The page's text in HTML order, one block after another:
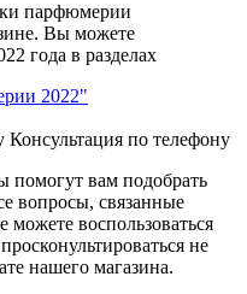
парфюмерии
Вы можете
года в разделах
2022"
Консультация по телефону
помогут вам подобрать
вопросы, связанные
воспользоваться
не
нашего магазина.